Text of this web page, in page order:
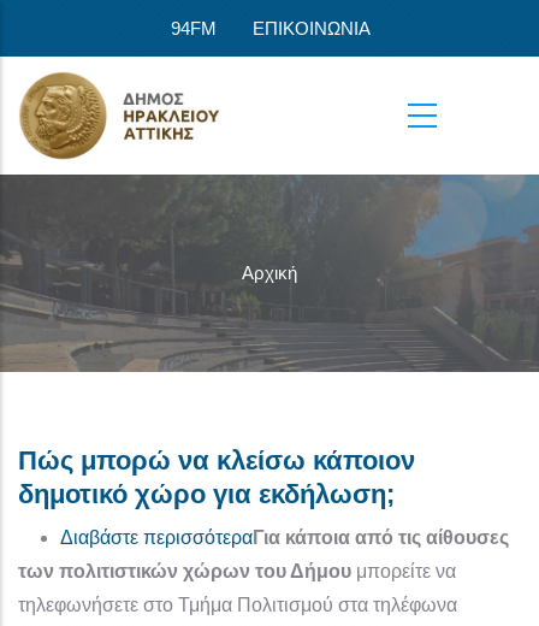
94FM ΕΠΙΚΟΙΝΩΝΙΑ
Αρχική
Πώς μπορώ να κλείσω κάποιον
δημοτικό χώρο για εκδήλωση;
Διαβάστε περισσότεραγια το Πώς μπορώ να κλείσω
Για κάποια από τις αίθουσες
των πολιτιστικών χώρων του Δήμου μπορείτε να
τηλεφωνήσετε στο Τμήμα Πολιτισμού στα τηλέφωνα